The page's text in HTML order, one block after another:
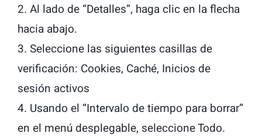
2. Al lado de “Detalles”, haga clic en la flecha
hacia abajo.
3. Seleccione las siguientes casillas de
verificación: Cookies, Caché, Inicios de
sesión activos
4. Usando el “Intervalo de tiempo para borrar”
en el menú desplegable, seleccione Todo.